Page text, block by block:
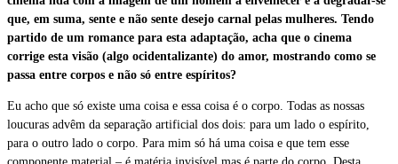
que, em suma, sente e não sente desejo carnal pelas mulheres. Tendo
partido de um romance para esta adaptação, acha que o cinema
corrige esta visão (algo ocidentalizante) do amor, mostrando como se
passa entre corpos e não só entre espíritos?
Eu acho que só existe uma coisa e essa coisa é o corpo. Todas as nossas
loucuras advêm da separação artificial dos dois: para um lado o espírito,
para o outro lado o corpo. Para mim só há uma coisa e que tem esse